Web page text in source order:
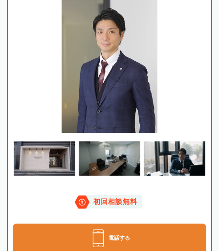
初回相談無料
電話する